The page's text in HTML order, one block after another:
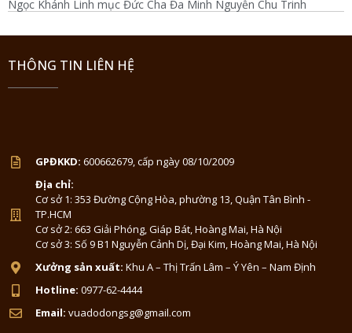
Ngọc Khánh Linh mục Đức Cha Đa Minh Nguyễn Chu Trinh
THÔNG TIN LIÊN HỆ
GPĐKKD: 600662679, cấp ngày 08/10/2009
Địa chỉ:
Cơ sở 1: 353 Đường Cộng Hòa, phường 13, Quận Tân Bình -
TP.HCM
Cơ sở 2: 663 Giải Phóng, Giáp Bát, Hoàng Mai, Hà Nội
Cơ sở 3: Số 9 B1 Nguyễn Cảnh Dị, Đại Kim, Hoàng Mai, Hà Nội
Xưởng sản xuất: Khu A – Thị Trấn Lâm – Ý Yên – Nam Định
Hotline: 0977-62-4444
Email: vuadodongsg@gmail.com